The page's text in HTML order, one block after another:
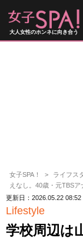
大人女性のホンネに向き合う
女子SPA！ ライフス
えなし。40歳・元TBS
更新日：2026.05.22 08:52
Lifestyle
学校周辺は